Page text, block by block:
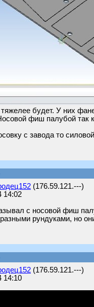
будет. У них
фиш палубой так
с завода то
(176.59.121.---)
14:02
с носовой фиш
рундуками, но
(176.59.121.---)
14:10